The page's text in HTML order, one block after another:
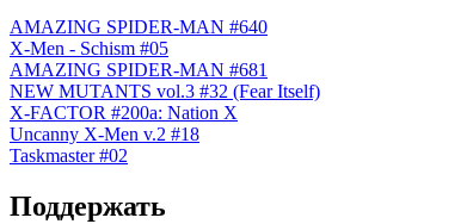
AMAZING SPIDER-MAN #640
X-Men - Schism #05
AMAZING SPIDER-MAN #681
NEW MUTANTS vol.3 #32 (Fear Itself)
X-FACTOR #200а: Nation X
Uncanny X-Men v.2 #18
Taskmaster #02
Поддержать